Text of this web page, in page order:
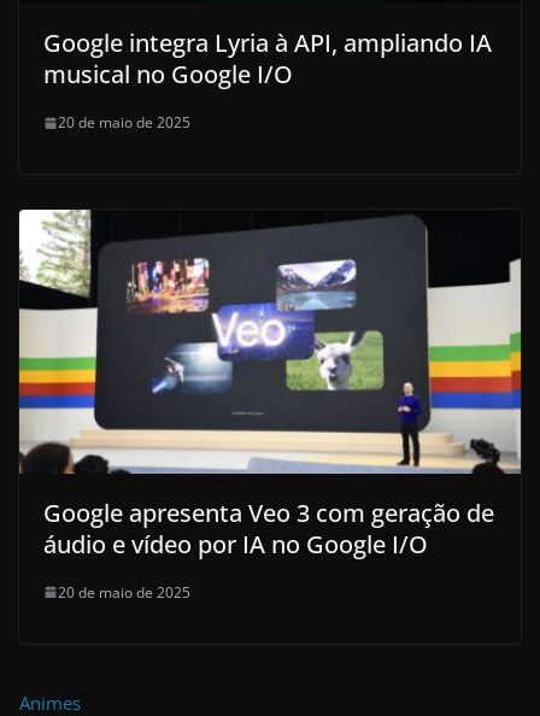
Google integra Lyria à API, ampliando IA
musical no Google I/O
20 de maio de 2025
Google apresenta Veo 3 com geração de
áudio e vídeo por IA no Google I/O
20 de maio de 2025
Animes